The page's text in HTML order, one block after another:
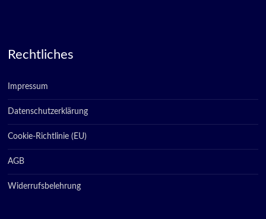
Rechtliches
Impressum
Datenschutzerklärung
Cookie-Richtlinie (EU)
AGB
Widerrufsbelehrung